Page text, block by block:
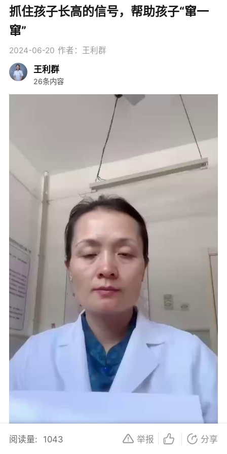
抓住孩子长高的信号，帮助孩子“窜一
窜”
2024-06-20 作者：王利群
王利群
26条内容
阅读量: 1043 举报 分享